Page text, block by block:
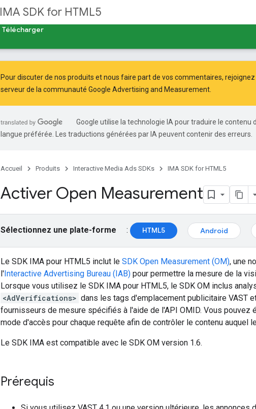
IMA SDK for HTML5
Télécharger
Pour discuter de nos produits et nous faire part de vos commentaires,
serveur de la communauté Google Advertising and Measurement
Google utilise la technologie IA pour traduire le contenu
langue préférée. Les traductions générées par IA peuvent contenir des erreurs.
Accueil Produits Interactive Media Ads SDKs IMA SDK for HTML5
Activer Open Measurement
Sélectionnez une plate-forme : HTML5 Android
Le SDK IMA pour HTML5 inclut le SDK Open Measurement (OM), une
l'Interactive Advertising Bureau (IAB) pour permettre la mesure de la
Lorsque vous utilisez le SDK IMA pour HTML5, le SDK OM inclus
<AdVerifications> dans les tags d'emplacement publicitaire VAST
fournisseurs de mesure spécifiés à l'aide de l'API OMID. Vous pouvez
mode d'accès pour chaque requête afin de contrôler le contenu auquel
Le SDK IMA est compatible avec le SDK OM version 1.6.
Prérequis